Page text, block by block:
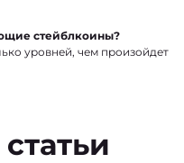
стейблкоины?
уровней, чем произойдет